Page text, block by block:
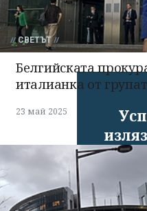
СВЕТЪТ
Белгийската
италианка от
23 май 2025